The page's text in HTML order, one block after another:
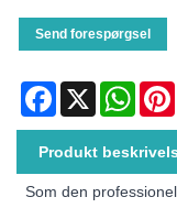
Send forespørgsel
Facebook
X
Produkt
Som den